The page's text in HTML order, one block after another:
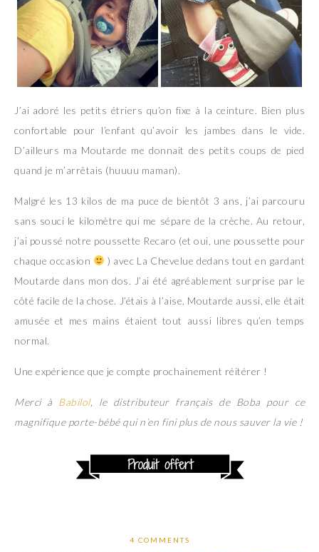
J’ai adoré les petits étriers qu’on fixe à la ceinture. Bien plus
confortable pour l’enfant qu’avoir les jambes dans le vide.
D’ailleurs ma Moutarde me donnait des petits coups de pied
quand je m’arrêtais (huuuu maman).
Malgré les 13 kilos de ma puce de bientôt 3 ans, j’ai parcouru
sans souci le kilomètre qui me sépare de la crèche. Au retour,
j’ai poussé notre poussette Recaro (et oui, une poussette pour
chaque occasion
) avec La Chevelue dedans tout en gardant
Moutarde dans mon dos. J’ai été agréablement surprise par le
côté facile de la chose. J’étais à l’aise, Moutarde aussi, elle était
amusée et mes mains étaient tout aussi libres qu’en temps
normal.
Une expérience que je compte prochainement réitérer !
Merci à Babilol, le distributeur français de Boba pour ce
magnifique porte-bébé qui n’en fini plus de nous sauver la vie !
4 COMMENTS